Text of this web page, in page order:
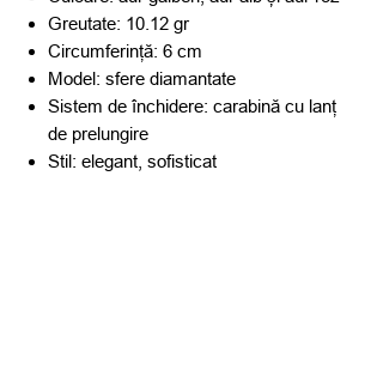
Greutate: 10.12 gr
Circumferință: 6 cm
Model: sfere diamantate
Sistem de închidere: carabină cu lanț
de prelungire
Stil: elegant, sofisticat